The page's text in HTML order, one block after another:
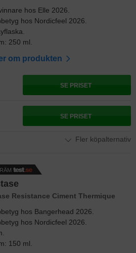
hos Elle 2026.
hos Nordicfeel 2026.
250 ml.
om produkten
SE PRISET
SE PRISET
Fler köpalternativ
Resistance Ciment Thermique
hos Bangerhead 2026.
hos Nordicfeel 2026.
150 ml.